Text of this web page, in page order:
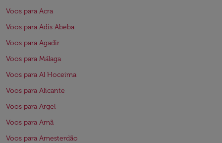
Voos para Acra
Voos para Adis Abeba
Voos para Agadir
Voos para Málaga
Voos para Al Hoceima
Voos para Alicante
Voos para Argel
Voos para Amã
Voos para Amesterdão